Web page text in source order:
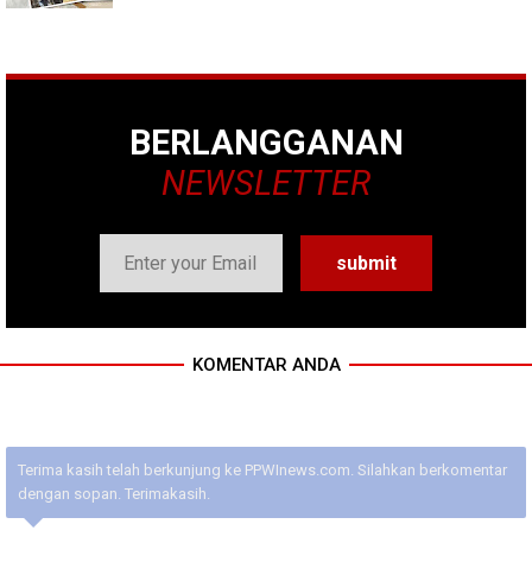
BERLANGGANAN
NEWSLETTER
KOMENTAR ANDA
Terima kasih telah berkunjung ke PPWInews.com. Silahkan berkomentar
dengan sopan. Terimakasih.